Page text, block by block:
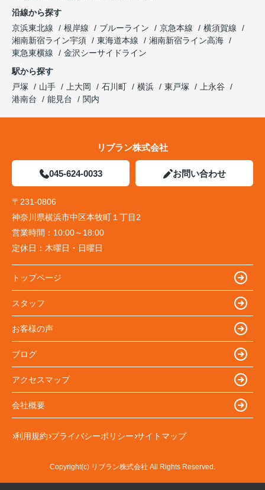
沿線から探す
京浜東北線
根岸線 ブルーライン 京急本線
横須賀線
湘南新宿ライン宇須
東海道本線
湘南新宿ライン高海
東急東横線
金沢シーサイドライン
駅から探す
戸塚
山手 上大岡 石川町 横浜 東戸塚
上永谷
港南台
能見台 関内
リブラン株式会社
045-624-0033 お問い合わせ
〒231-0806
神奈川県横浜市中区本牧町１丁目2
営業時間： 10:00～18:00
定休日： 木曜日・日曜日
トップページ
スタッフ
お客様の声
ブログ
アクセスマップ
会社概要
利用規約 プライバシーポリシー サイトマップ
Copyright(c) リブラン株式会社 All Rights Reserved.